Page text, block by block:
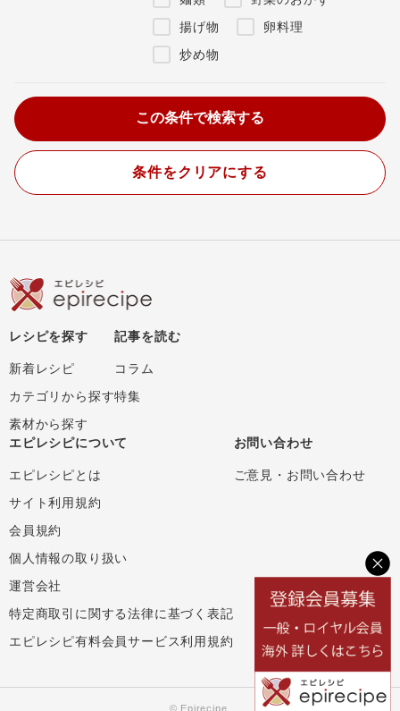
揚げ物
卵料理
炒め物
条件をクリアにする
レシピを探す
新着レシピ
カテゴリから探す
素材から探す
記事を読む
コラム
特集
エピレシピについて
エピレシピとは
サイト利用規約
会員規約
個人情報の取り扱い
運営会社
特定商取引に関する法律に基づく表記
エピレシピ有料会員サービス利用規約
お問い合わせ
ご意見・お問い合わせ
© Epirecipe.